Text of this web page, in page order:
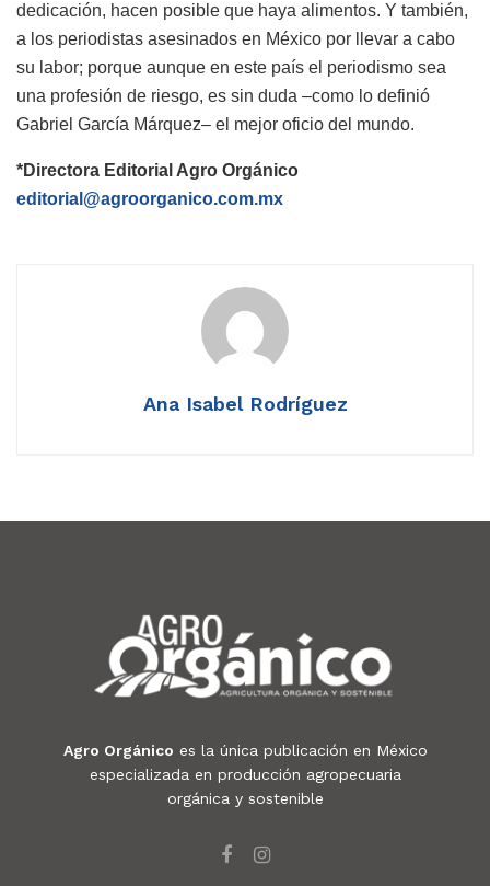
dedicación, hacen posible que haya alimentos. Y también,
a los periodistas asesinados en México por llevar a cabo
su labor; porque aunque en este país el periodismo sea
una profesión de riesgo, es sin duda –como lo definió
Gabriel García Márquez– el mejor oficio del mundo.
*Directora Editorial Agro Orgánico
editorial@agroorganico.com.mx
Ana Isabel Rodríguez
Agro Orgánico es la única publicación en México
especializada en producción agropecuaria
orgánica y sostenible